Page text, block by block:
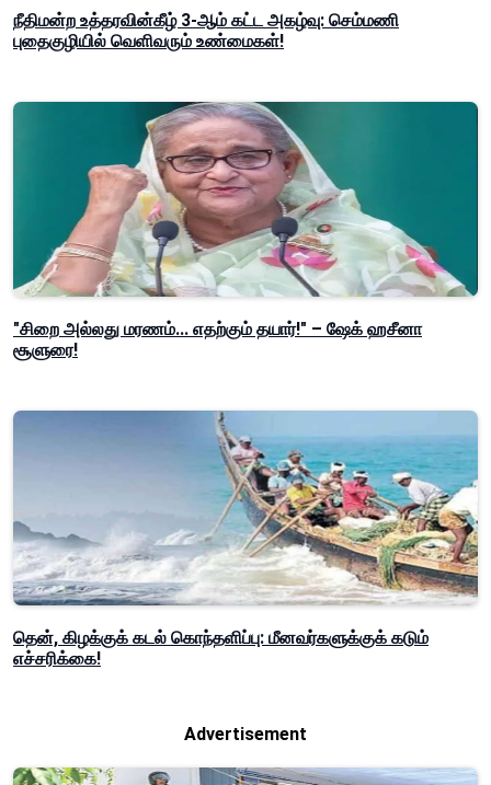
நீதிமன்ற உத்தரவின்கீழ் 3-ஆம் கட்ட அகழ்வு: செம்மணி
புதைகுழியில் வெளிவரும் உண்மைகள்!
"சிறை அல்லது மரணம்... எதற்கும் தயார்!" – ஷேக் ஹசீனா
சூளுரை!
தென், கிழக்குக் கடல் கொந்தளிப்பு: மீனவர்களுக்குக் கடும்
எச்சரிக்கை!
Advertisement